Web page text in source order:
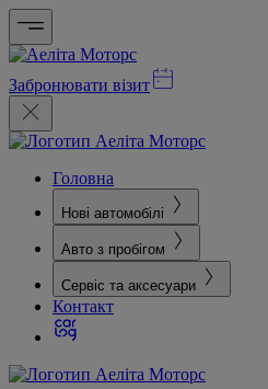
Забронювати візит
Головна
Нові автомобілі
Авто з пробігом
Сервіс та аксесуари
Контакт